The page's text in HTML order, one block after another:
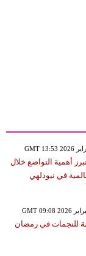
تبرز أهمية التواضع خلال
في نيودلهي
للنجمات في رمضان